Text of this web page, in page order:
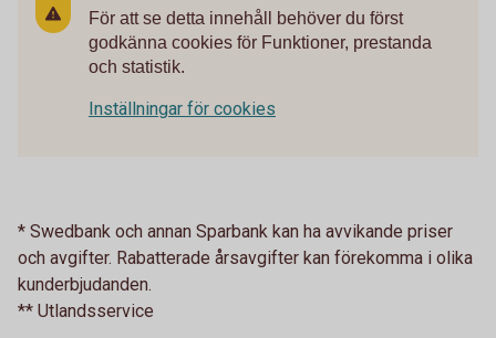
För att se detta innehåll behöver du först
godkänna cookies för Funktioner, prestanda
och statistik.
Inställningar för cookies
* Swedbank och annan Sparbank kan ha avvikande priser
och avgifter. Rabatterade årsavgifter kan förekomma i olika
kunderbjudanden.
** Utlandsservice